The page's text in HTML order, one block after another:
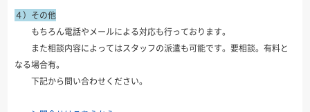
４）その他
もちろん電話やメールによる対応も行っております。
また相談内容によってはスタッフの派遣も可能です。要相談。有料と
なる場合有。
下記から問い合わせください。